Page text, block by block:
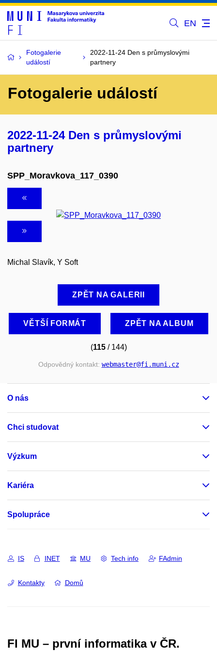
EN
Fotogalerie
událostí
2022-11-24 Den s průmyslovými
partnery
Fotogalerie událostí
2022-11-24 Den s průmyslovými
partnery
SPP_Moravkova_117_0390
Michal Slavík, Y Soft
ZPĚT NA GALERII
VĚTŠÍ FORMÁT ZPĚT NA ALBUM
(115/ 144)
Odpovědný kontakt: webmaster@fi .muni .cz
O nás
Chci studovat
Výzkum
Kariéra
Spolupráce
IS INET MU Tech info FAdmin
Kontakty Domů
FI MU – první informatika v ČR.